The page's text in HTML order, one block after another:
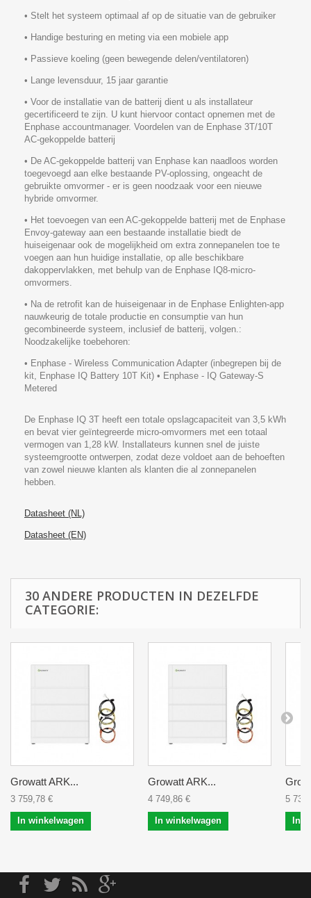
• Stelt het systeem optimaal af op de situatie van de gebruiker
• Handige besturing en meting via een mobiele app
• Passieve koeling (geen bewegende delen/ventilatoren)
• Lange levensduur, 15 jaar garantie
• Voor de installatie van de batterij dient u als installateur
gecertificeerd te zijn. U kunt hiervoor contact opnemen met de
Enphase accountmanager. Voordelen van de Enphase 3T/10T
AC-gekoppelde batterij
• De AC-gekoppelde batterij van Enphase kan naadloos worden
toegevoegd aan elke bestaande PV-oplossing, ongeacht de
gebruikte omvormer - er is geen noodzaak voor een nieuwe
hybride omvormer.
• Het toevoegen van een AC-gekoppelde batterij met de Enphase
Envoy-gateway aan een bestaande installatie biedt de
huiseigenaar ook de mogelijkheid om extra zonnepanelen toe te
voegen aan hun huidige installatie, op alle beschikbare
dakoppervlakken, met behulp van de Enphase IQ8-micro-
omvormers.
• Na de retrofit kan de huiseigenaar in de Enphase Enlighten-app
nauwkeurig de totale productie en consumptie van hun
gecombineerde systeem, inclusief de batterij, volgen.:
Noodzakelijke toebehoren:
• Enphase - Wireless Communication Adapter (inbegrepen bij de
kit, Enphase IQ Battery 10T Kit) • Enphase - IQ Gateway-S
Metered
De Enphase IQ 3T heeft een totale opslagcapaciteit van 3,5 kWh
en bevat vier geïntegreerde micro-omvormers met een totaal
vermogen van 1,28 kW. Installateurs kunnen snel de juiste
systeemgrootte ontwerpen, zodat deze voldoet aan de behoeften
van zowel nieuwe klanten als klanten die al zonnepanelen
hebben.
Datasheet (NL)
Datasheet (EN)
30 ANDERE PRODUCTEN IN DEZELFDE
CATEGORIE:
Growatt ARK...
3 759,78 €
In winkelwagen
Growatt ARK...
4 749,86 €
In winkelwagen
5
In